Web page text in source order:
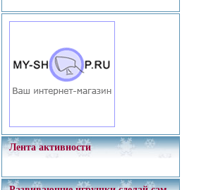
Лента активности